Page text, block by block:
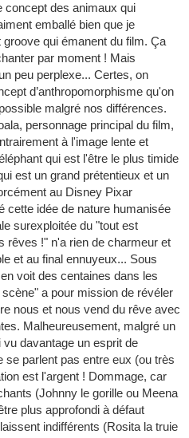
des animaux qui
emballé bien que je
qui émanent du film. Ça
par moment ! Mais
peu perplexe... Certes, on
d’anthropomorphisme qu'on
malgré nos différences.
personnage principal du film,
à l'image lente et
qui est l'être le plus timide
est un grand prétentieux et un
au Disney Pixar
cette idée de nature humanisée
surexploitée du "tout est
rêves !" n'a rien de charmeur et
et au final ennuyeux... Sous
voit des centaines dans les
a pour mission de révéler
nous et nous vend du rêve avec
Malheureusement, malgré un
davantage un esprit de
se parlent pas entre eux (ou très
est l'argent ! Dommage, car
(Johnny le gorille ou Meena
plus approfondi à défaut
indifférents (Rosita la truie